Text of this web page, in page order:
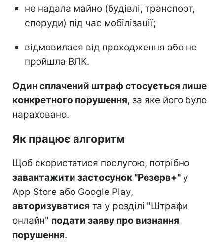
не надала майно (будівлі, транспорт,
споруди) під час мобілізації;
відмовилася від проходження або не
пройшла ВЛК.
Один сплачений штраф стосується лише
конкретного порушення, за яке його було
нараховано.
Як працює алгоритм
Щоб скористатися послугою, потрібно
завантажити застосунок "Резерв+" у
App Store або Google Play,
авторизуватися та у розділі "Штрафи
онлайн" подати заяву про визнання
порушення.